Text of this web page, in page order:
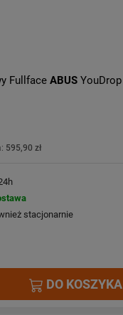
Fullface ABUS YouDrop
595,90 zł
stacjonarnie
DO KOSZYKA